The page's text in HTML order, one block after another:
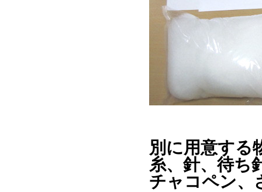
別に用意する
糸、針、待ち
チャコペン、